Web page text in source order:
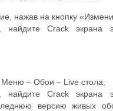
нажав на кнопку
найдите Crack экрана
Меню – Обои – Live стола;
найдите Crack экрана
версию живых